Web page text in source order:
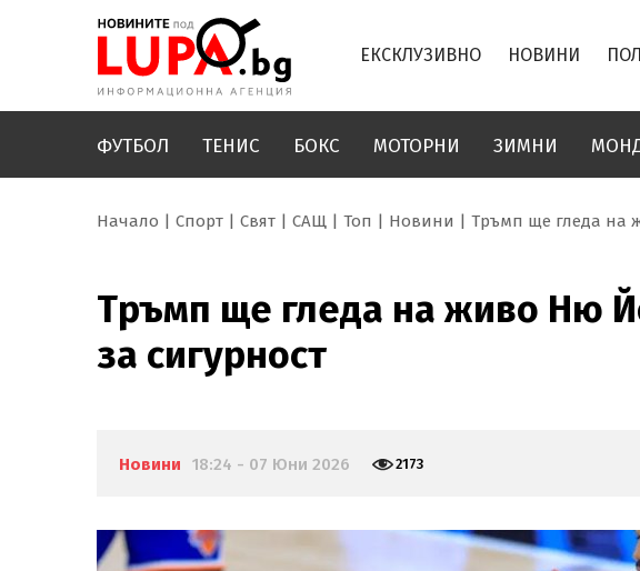
ЕКСКЛУЗИВНО НОВИНИ
ФУТБОЛ ТЕНИС БОКС МОТОРНИ ЗИМНИ
Начало Спорт Свят САЩ Топ Новини Тръмп ще гледа на
Тръмп ще гледа на живо Ню
за сигурност
Новини 18:24 - 07 Юни 2026 2173